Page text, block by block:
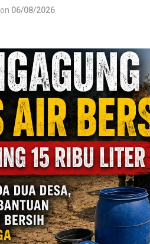
on 06/08/2026